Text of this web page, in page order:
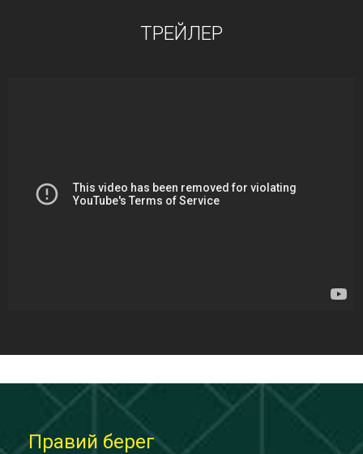
ТРЕЙЛЕР
Правий берег